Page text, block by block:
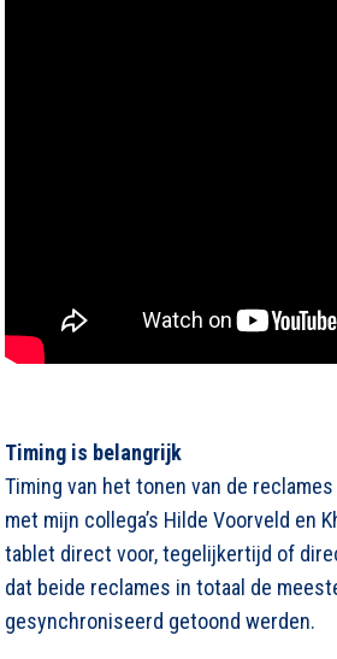
Timing is belangrijk
Timing van het tonen van de
met mijn collega’s Hilde Voorveld en
tablet direct voor, tegelijkertijd of
dat beide reclames in totaal de
gesynchroniseerd getoond werden.